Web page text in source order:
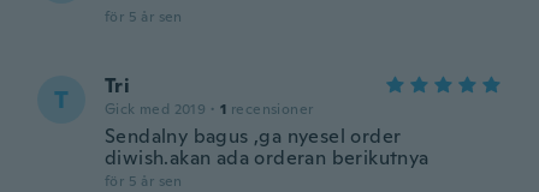
för 5 år sen
T Tri
Gick med 2019 · 1 recensioner
Sendalny bagus ,ga nyesel order
diwish.akan ada orderan berikutnya
för 5 år sen